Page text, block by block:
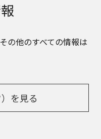
の他のすべての情報は
を見る